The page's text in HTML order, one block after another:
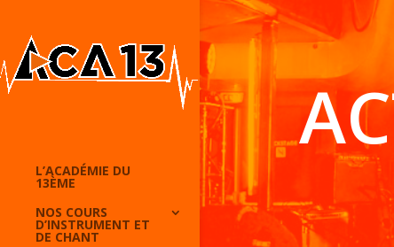
L’ACADÉMIE DU
13ÈME
NOS COURS
D’INSTRUMENT ET
DE CHANT